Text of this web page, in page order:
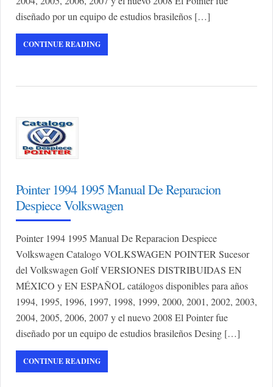
diseñado por un equipo de estudios brasileños […]
CONTINUE READING
Pointer 1994 1995 Manual De Reparacion
Despiece Volkswagen
Pointer 1994 1995 Manual De Reparacion Despiece
Volkswagen Catalogo VOLKSWAGEN POINTER Sucesor
del Volkswagen Golf VERSIONES DISTRIBUIDAS EN
MÉXICO y EN ESPAÑOL catálogos disponibles para años
1994, 1995, 1996, 1997, 1998, 1999, 2000, 2001, 2002, 2003,
2004, 2005, 2006, 2007 y el nuevo 2008 El Pointer fue
diseñado por un equipo de estudios brasileños Desing […]
CONTINUE READING